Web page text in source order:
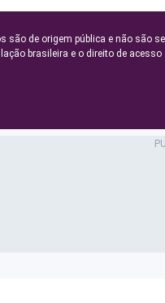
são de origem pública e não são
brasileira e o direito de